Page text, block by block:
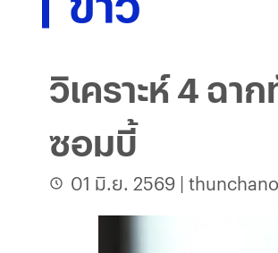
วิเคราะห์ 4 ฉ
ซอมบี้
01 มิ.ย. 2569 |